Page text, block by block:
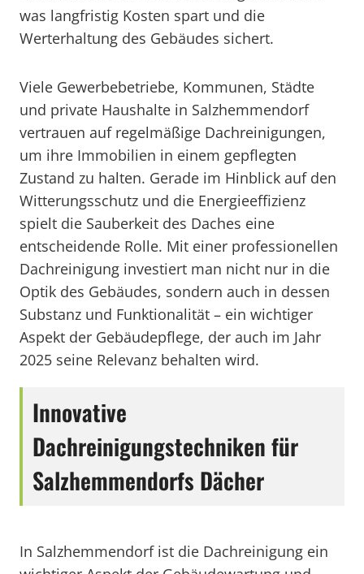
was langfristig Kosten spart und die
Werterhaltung des Gebäudes sichert.
Viele Gewerbebetriebe, Kommunen, Städte
und private Haushalte in Salzhemmendorf
vertrauen auf regelmäßige Dachreinigungen,
um ihre Immobilien in einem gepflegten
Zustand zu halten. Gerade im Hinblick auf den
Witterungsschutz und die Energieeffizienz
spielt die Sauberkeit des Daches eine
entscheidende Rolle. Mit einer professionellen
Dachreinigung investiert man nicht nur in die
Optik des Gebäudes, sondern auch in dessen
Substanz und Funktionalität – ein wichtiger
Aspekt der Gebäudepflege, der auch im Jahr
2025 seine Relevanz behalten wird.
Innovative
Dachreinigungstechniken für
Salzhemmendorfs Dächer
In Salzhemmendorf ist die Dachreinigung ein